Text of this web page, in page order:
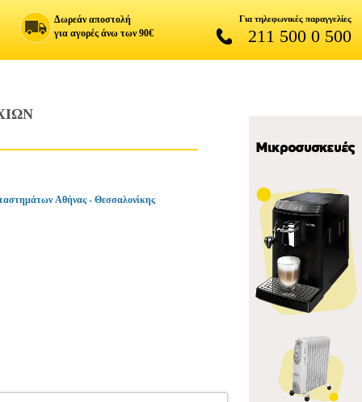
Δωρεάν αποστολή
για αγορές άνω των 90€
Για τηλεφωνικές παραγγελίες
211 500 0 500
Αθήνας - Θεσσαλονίκης